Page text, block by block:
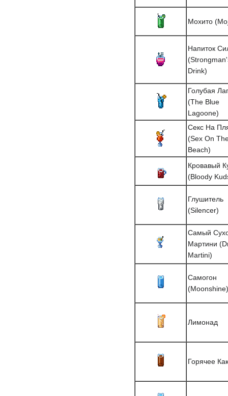
Мохито
Напиток
Drink)
Голубая
(The Blue
Lagoone)
Секс На
(Sex On
Beach)
Кровавый
(Bloody
Глушитель
(Silencer)
Самый
Мартини
Martini)
Самогон
(Moonshine)
Лимонад
Горячее